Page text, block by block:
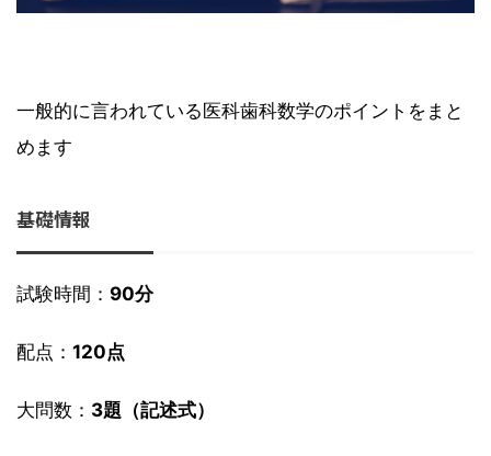
一般的に言われている医科歯科数学のポイントをまと
めます
基礎情報
試験時間： 90分
配点： 120点
大問数： 3題（記述式）